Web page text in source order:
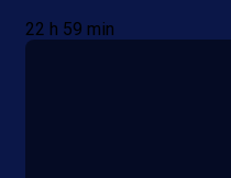
22 h 59 min